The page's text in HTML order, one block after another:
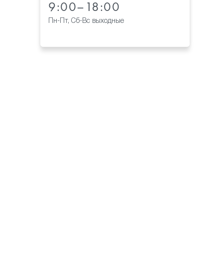
9:00–18:00
Пн-Пт, Сб-Вс выходные